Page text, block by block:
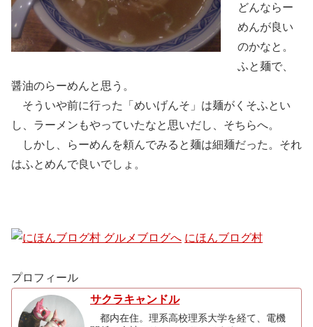
どんならー
めんが良い
のかなと。
ふと麺で、
醤油のらーめんと思う。
そういや前に行った「めいげんそ」は麺がくそふとい
し、ラーメンもやっていたなと思いだし、そちらへ。
しかし、らーめんを頼んでみると麺は細麺だった。それ
はふとめんで良いでしょ。
にほんブログ村
プロフィール
サクラキャンドル
都内在住。理系高校理系大学を経て、電機